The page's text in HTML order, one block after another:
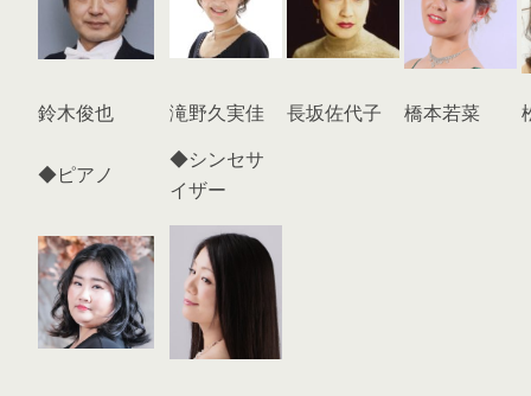
鈴木俊也 滝野久実佳 長坂佐代子 橋本若菜
◆ピアノ
◆シンセサ
イザー